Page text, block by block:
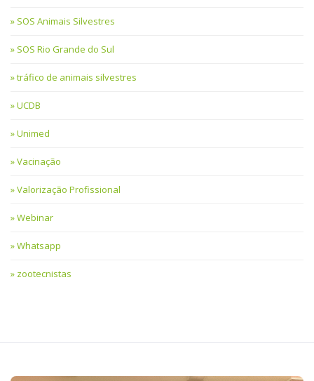
SOS Animais Silvestres
SOS Rio Grande do Sul
tráfico de animais silvestres
UCDB
Unimed
Vacinação
Valorização Profissional
Webinar
Whatsapp
zootecnistas